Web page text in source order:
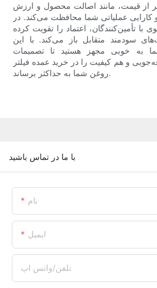
از قیمت، مانند اصالت محصول و ارزش
کارایی عملیاتی شما محافظت می‌کند. در
با تأمین‌کنندگان، اعتماد را تقویت کرده
سودمند متقابل باز می‌کند. با این
به خوبی مجهز هستید تا تصمیمات
و هم کیفیت را در خرید عمده فیلتر
روغن شما به حداکثر برساند.
با ما در تماس باشید
نام
ایمیل
تلفن/واتس اپ